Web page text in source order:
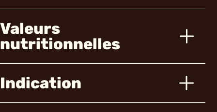
Valeurs
nutritionnelles
Indication